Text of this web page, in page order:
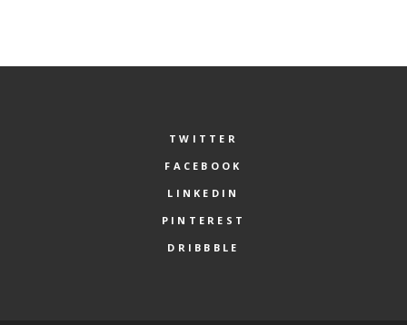
TWITTER
FACEBOOK
LINKEDIN
PINTEREST
DRIBBBLE